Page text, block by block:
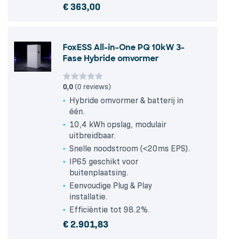
€ 363,00
FoxESS All-in-One PQ 10kW 3-
Fase Hybride omvormer
0,0 (0 reviews)
Hybride omvormer & batterij in
één.
10,4 kWh opslag, modulair
uitbreidbaar.
Snelle noodstroom (<20ms EPS).
IP65 geschikt voor
buitenplaatsing.
Eenvoudige Plug & Play
installatie.
Efficiëntie tot 98.2%.
€ 2.901,83